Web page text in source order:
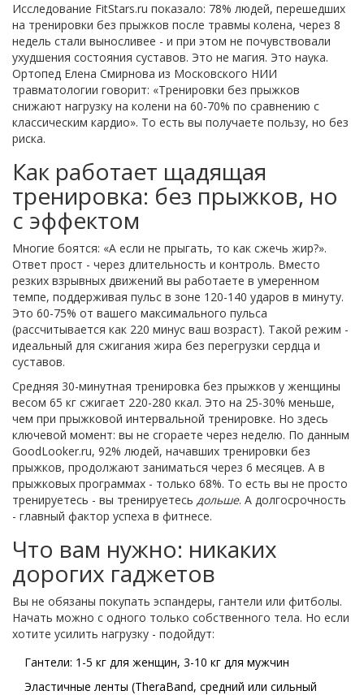
Исследование FitStars.ru показало: 78% людей, перешедших
на тренировки без прыжков после травмы колена, через 8
недель стали выносливее - и при этом не почувствовали
ухудшения состояния суставов. Это не магия. Это наука.
Ортопед Елена Смирнова из Московского НИИ
травматологии говорит: «Тренировки без прыжков
снижают нагрузку на колени на 60-70% по сравнению с
классическим кардио». То есть вы получаете пользу, но без
риска.
Как работает щадящая
тренировка: без прыжков, но
с эффектом
Многие боятся: «А если не прыгать, то как сжечь жир?».
Ответ прост - через длительность и контроль. Вместо
резких взрывных движений вы работаете в умеренном
темпе, поддерживая пульс в зоне 120-140 ударов в минуту.
Это 60-75% от вашего максимального пульса
(рассчитывается как 220 минус ваш возраст). Такой режим -
идеальный для сжигания жира без перегрузки сердца и
суставов.
Средняя 30-минутная тренировка без прыжков у женщины
весом 65 кг сжигает 220-280 ккал. Это на 25-30% меньше,
чем при прыжковой интервальной тренировке. Но здесь
ключевой момент: вы не сгораете через неделю. По данным
GoodLooker.ru, 92% людей, начавших тренировки без
прыжков, продолжают заниматься через 6 месяцев. А в
прыжковых программах - только 68%. То есть вы не просто
тренируетесь - вы тренируетесь дольше. А долгосрочность
- главный фактор успеха в фитнесе.
Что вам нужно: никаких
дорогих гаджетов
Вы не обязаны покупать эспандеры, гантели или фитболы.
Начать можно с одного только собственного тела. Но если
хотите усилить нагрузку - подойдут:
Гантели: 1-5 кг для женщин, 3-10 кг для мужчин
Эластичные ленты (TheraBand, средний или сильный